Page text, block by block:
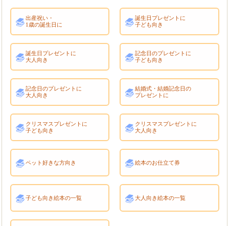
出産祝い・
1歳の誕生日に
誕生日プレゼントに
子ども向き
誕生日プレゼントに
大人向き
記念日のプレゼントに
子ども向き
記念日のプレゼントに
大人向き
結婚式・結婚記念日の
プレゼントに
クリスマスプレゼントに
子ども向き
クリスマスプレゼントに
大人向き
ペット好きな方向き 絵本のお仕立て券
子ども向き絵本の一覧 大人向き絵本の一覧